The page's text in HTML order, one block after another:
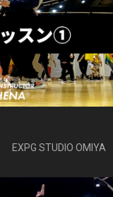
EXPG STUDIO OMIYA